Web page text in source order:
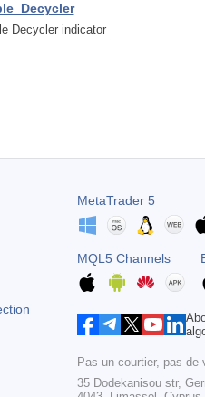
Decycler indicator
MetaTrader 5
MQL5 Channels
Pas un courtier, pas de
35 Dodekanisou str,